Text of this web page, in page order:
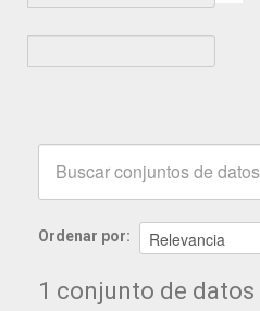
Ordenar por
1 conjunto de